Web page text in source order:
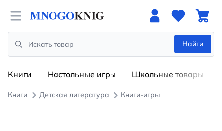
Open menu
Search
Найти
Книги Настольные игры Школьные товары
Книги Детская литература Книги-игры